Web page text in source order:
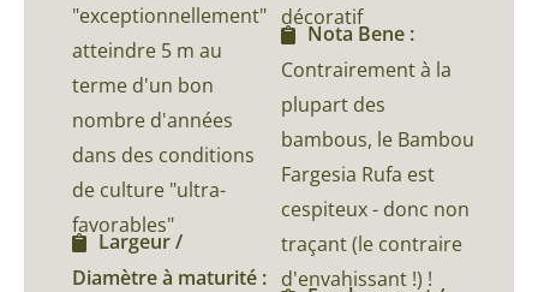
"exceptionnellement"
atteindre 5 m au
terme d'un bon
nombre d'années
dans des conditions
de culture "ultra-
favorables"
Largeur /
Diamètre à maturité :
décoratif
Nota Bene :
Contrairement à la
plupart des
bambous, le Bambou
Fargesia Rufa est
cespiteux - donc non
traçant (le contraire
d'envahissant !) !